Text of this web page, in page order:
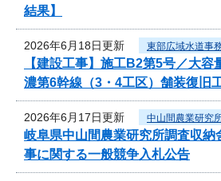
結果】
2026年6月18日更新 東部広域水道事
【建設工事】施工B2第5号／大容
濃第6幹線（3・4工区）舗装復旧
2026年6月17日更新 中山間農業研究
岐阜県中山間農業研究所調査収納
事に関する一般競争入札公告